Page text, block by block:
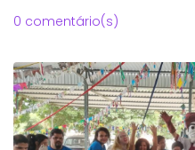
0 comentário(s)